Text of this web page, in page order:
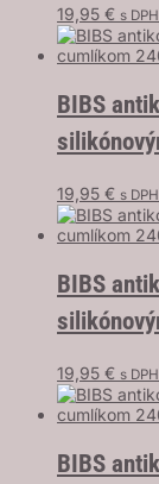
19,95 € s DPH
BIBS
19,95 € s DPH
BIBS
19,95 € s DPH
BIBS